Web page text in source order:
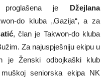
proglašena je Džejlana
do kluba „Gazija“, a za
, član je Takwon-do kluba
Za najuspješniju ekipu u
je Ženski odbojkaški klub
seniorska ekipa NK